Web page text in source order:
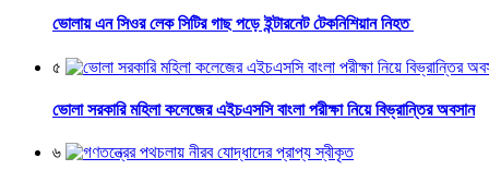
ভোলায় এন সিওর লেক সিটির গাছ পড়ে ইন্টারনেট টেকনিশিয়ান নিহত
৫
ভোলা সরকারি মহিলা কলেজের এইচএসসি বাংলা পরীক্ষা নিয়ে বিভ্রান্তির অবসান
৬